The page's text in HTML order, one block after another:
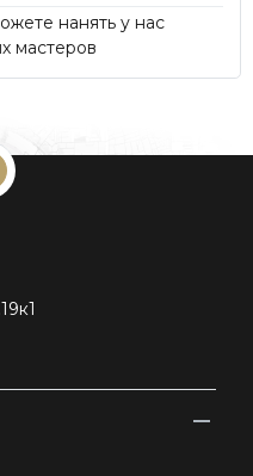
нанять у нас
мастеров